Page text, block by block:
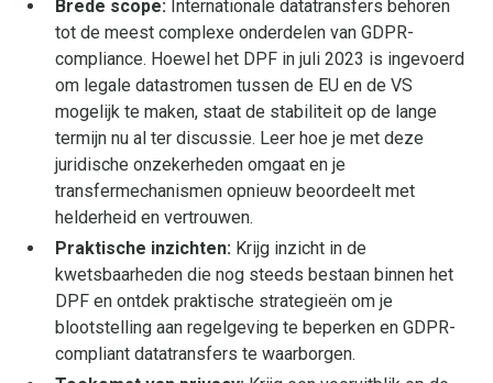
Brede scope: Internationale datatransfers behoren
tot de meest complexe onderdelen van GDPR-
compliance. Hoewel het DPF in juli 2023 is ingevoerd
om legale datastromen tussen de EU en de VS
mogelijk te maken, staat de stabiliteit op de lange
termijn nu al ter discussie. Leer hoe je met deze
juridische onzekerheden omgaat en je
transfermechanismen opnieuw beoordeelt met
helderheid en vertrouwen.
Praktische inzichten: Krijg inzicht in de
kwetsbaarheden die nog steeds bestaan binnen het
DPF en ontdek praktische strategieën om je
blootstelling aan regelgeving te beperken en GDPR-
compliant datatransfers te waarborgen.